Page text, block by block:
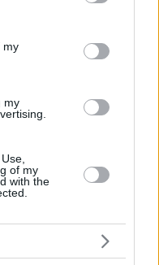
its third-party tags to
in below Google
my
my
of my
with the